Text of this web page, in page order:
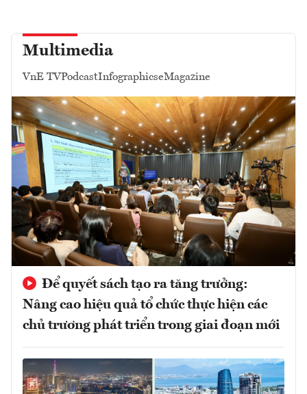
Multimedia
VnE TVPodcastInfographicseMagazine
Để quyết sách tạo ra tăng trưởng:
Nâng cao hiệu quả tổ chức thực hiện các
chủ trương phát triển trong giai đoạn mới